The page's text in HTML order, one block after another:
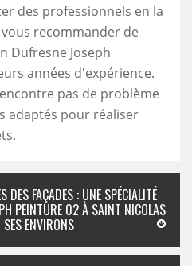
des professionnels en la
recommander de
Dufresne Joseph
années d'expérience.
pas de problème
adaptés pour réaliser
DES FAÇADES : UNE SPÉCIALITÉ
PEINTURE 02 À SAINT NICOLAS
ENVIRONS